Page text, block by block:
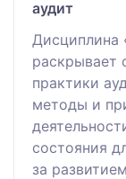
аудит
Дисциплина
раскрывает
практики
методы и
состояния
за